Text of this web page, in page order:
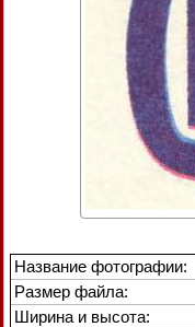
Название фотографии:
Размер файла:
Ширина и высота: